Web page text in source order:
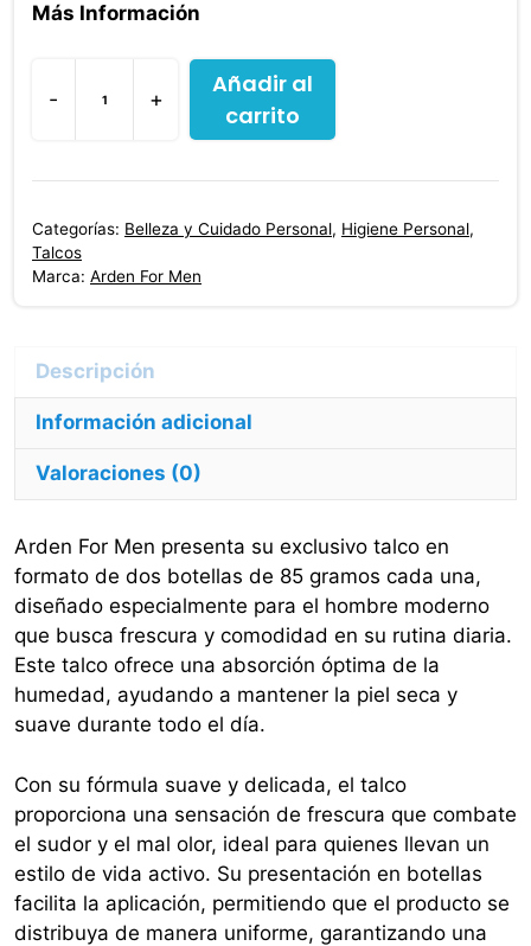
Más Información
-
Talcos
Arden
Men
85
+
Añadir al
carrito
Categorías: Belleza y Cuidado Personal, Higiene Personal,
Talcos
Marca: Arden For Men
Información adicional
Valoraciones (0)
Arden For Men presenta su exclusivo talco en
formato de dos botellas de 85 gramos cada una,
diseñado especialmente para el hombre moderno
que busca frescura y comodidad en su rutina diaria.
Este talco ofrece una absorción óptima de la
humedad, ayudando a mantener la piel seca y
suave durante todo el día.
Con su fórmula suave y delicada, el talco
proporciona una sensación de frescura que combate
el sudor y el mal olor, ideal para quienes llevan un
estilo de vida activo. Su presentación en botellas
facilita la aplicación, permitiendo que el producto se
distribuya de manera uniforme, garantizando una